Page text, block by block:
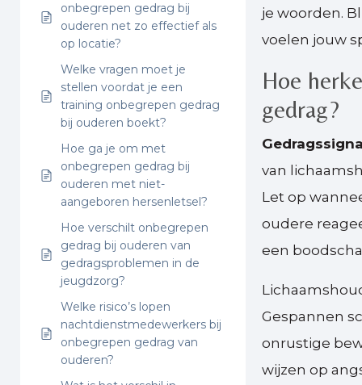
onbegrepen gedrag bij
ouderen net zo effectief als
op locatie?
Welke vragen moet je
stellen voordat je een
training onbegrepen gedrag
bij ouderen boekt?
Hoe ga je om met
onbegrepen gedrag bij
ouderen met niet-
aangeboren hersenletsel?
Hoe verschilt onbegrepen
gedrag bij ouderen van
gedragsproblemen in de
jeugdzorg?
Welke risico’s lopen
nachtdienstmedewerkers bij
onbegrepen gedrag van
ouderen?
je woorden.
voelen jouw
Hoe
gedrag?
van
Let op
oudere
een
Gespannen
onrustige
wijzen op